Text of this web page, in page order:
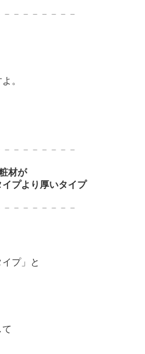
－－－－－－－
。
－－－－－－－
材が
プより厚いタイプ
－－－－－－－
プ」と